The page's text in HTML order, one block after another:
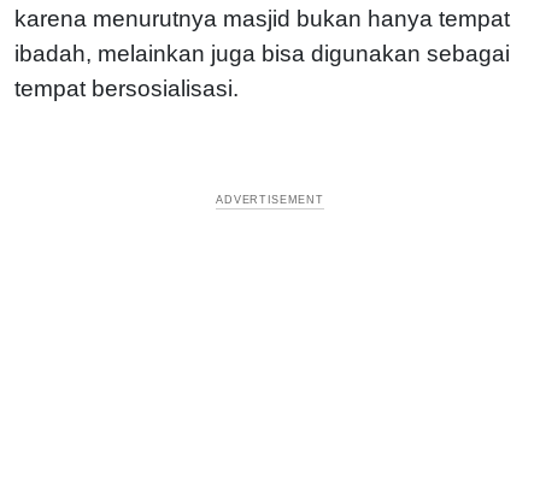
karena menurutnya masjid bukan hanya tempat
ibadah, melainkan juga bisa digunakan sebagai
tempat bersosialisasi.